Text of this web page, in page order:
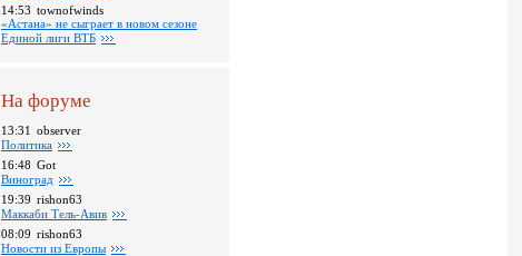
14:53 townofwinds
«Астана» не сыграет в новом сезоне
Единой лиги ВТБ
На форуме
13:31 observer
Политика
16:48 Got
Виноград
19:39 rishon63
Маккаби Тель-Авив
08:09 rishon63
Новости из Европы